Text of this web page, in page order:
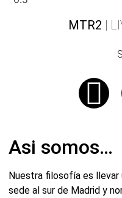
MTR2 |
Asi somos…
Nuestra filosofía es
sede al sur de Madrid y